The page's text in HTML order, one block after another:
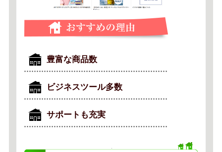
豊富な商品数
ビジネスツール多数
サポートも充実